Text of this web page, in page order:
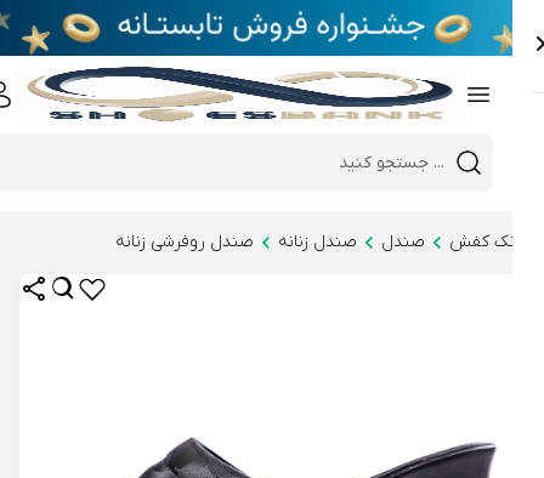
Mobile header search
e
کفش صندل صندل زنانه صندل روفرشی زنانه